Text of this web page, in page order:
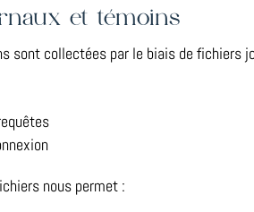
et témoins
sont collectées par le biais de
nous permet :